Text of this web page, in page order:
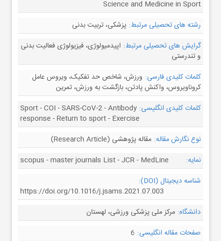
Science and Medicine in Sport
رشته های تحصیلی مرتبط: پزشکی، تربیت بدنی
گرایش های تحصیلی مرتبط: اپیدمیولوژی، فیزیولوژی فعالیت بدنی
و تندرستی
کلمات کلیدی فارسی: ورزش، شاخص حد تفکیک، ویروس عامل
کروناویروس، واکنش پادتن، بازگشت به ورزش، تمرین
کلمات کلیدی انگلیسی: Sport - COI - SARS-CoV-2 - Antibody
response - Return to sport - Exercise
نوع نگارش مقاله: مقاله پژوهشی (Research Article)
نمایه:
scopus - master journals List - JCR - MedLine
شناسه دیجیتال (DOI):
https://doi.org/10.1016/j.jsams.2021.07.003
دانشگاه: مرکز ملی پزشکی ورزشی، لهستان
صفحات مقاله انگلیسی: 6